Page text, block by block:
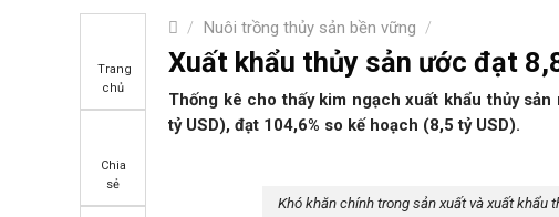
/ Nuôi trồng thủy sản bền vững /
Trang
chủ
Chia
sẻ
Xuất khẩu thủy sản ước đạt
Thống kê cho thấy kim ngạch xuất khẩu thủy
tỷ USD), đạt 104,6% so kế hoạch (8,5 tỷ USD).
Khó khăn chính trong sản xuất và xuất khẩu